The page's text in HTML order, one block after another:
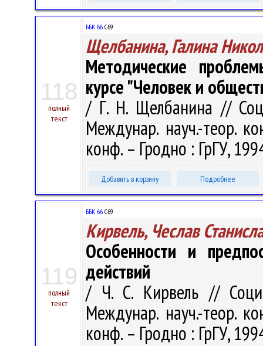
118
полный
текст
ББК 66.С69
Щелбанина, Галина
Методические
курсе "Человек и
/ Г. Н. Щелбанина //
Междунар. науч.-теор.
конф. – Гродно : ГрГУ,
Добавить в корзину Подробнее
119
полный
текст
ББК 66.С69
Кирвель, Чеслав
Особенности и
действий
/ Ч. С. Кирвель //
Междунар. науч.-теор.
конф. – Гродно : ГрГУ,